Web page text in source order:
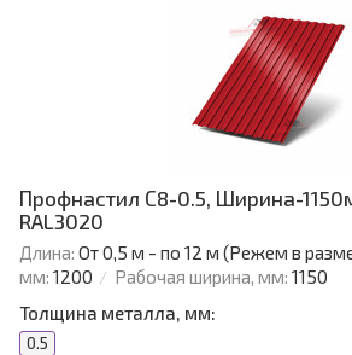
Профнастил С8-0.5, Ширина-
RAL3020
Длина: От 0,5 м - по 12 м (Режем в
мм: 1200 Рабочая ширина, мм: 1150
Толщина металла, мм:
0.5